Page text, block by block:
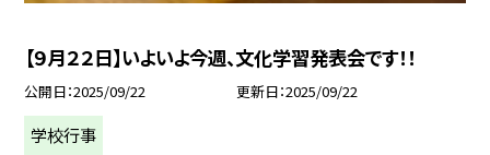
【９月２２日】いよいよ今週、文化学習発表会です！！
公開日 2025/09/22 更新日 2025/09/22
学校行事